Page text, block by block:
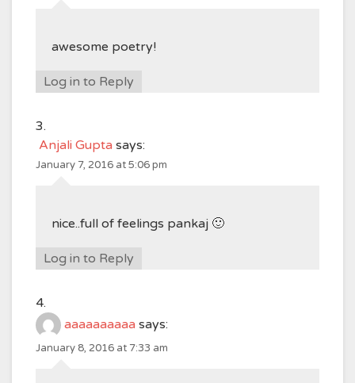
awesome poetry!
Log in to Reply
Anjali Gupta says:
January 7, 2016 at 5:06 pm
nice..full of feelings pankaj 🙂
Log in to Reply
aaaaaaaaaa says:
January 8, 2016 at 7:33 am